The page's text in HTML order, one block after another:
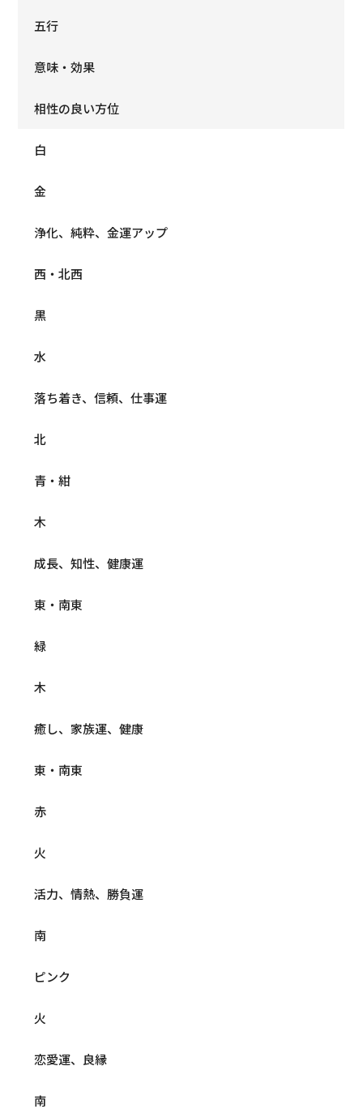
五行
意味・効果
相性の良い方位
白
金
浄化、純粋、金運アップ
西・北西
黒
水
落ち着き、信頼、仕事運
北
青・紺
木
成長、知性、健康運
東・南東
緑
木
癒し、家族運、健康
東・南東
赤
火
活力、情熱、勝負運
南
ピンク
火
恋愛運、良縁
南